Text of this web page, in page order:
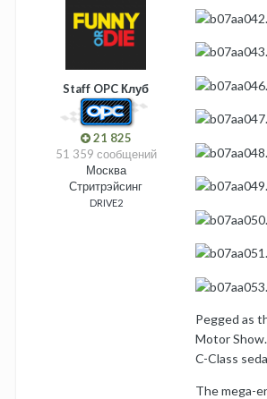
Staff OPC Клуб
21 825
51 359 сообщений
Москва
Стритрэйсинг
DRIVE2
Pegged as
Motor
C-Class
The mega-